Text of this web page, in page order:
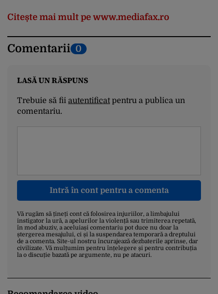
Citește mai mult pe www.mediafax.ro
Comentarii 0
LASĂ UN RĂSPUNS
Trebuie să fii autentificatpentru a publica un
comentariu.
Intră în cont pentru a comenta
Vă rugăm să țineți cont că folosirea injuriilor, a limbajului
instigator la ură, a apelurilor la violență sau trimiterea repetată,
în mod abuziv, a aceluiași comentariu pot duce nu doar la
ștergerea mesajului, ci și la suspendarea temporară a dreptului
de a comenta. Site-ul nostru încurajează dezbaterile aprinse, dar
civilizate. Vă mulțumim pentru înțelegere și pentru contribuția
la o discuție bazată pe argumente, nu pe atacuri.